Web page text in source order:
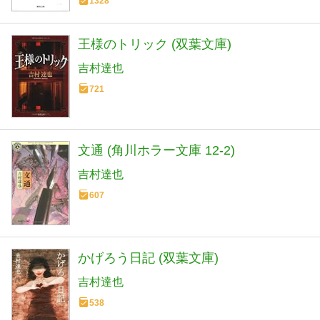
王様のトリック (双葉文庫)
吉村達也
721
文通 (角川ホラー文庫 12-2)
吉村達也
607
かげろう日記 (双葉文庫)
吉村達也
538